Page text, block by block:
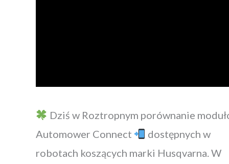
Dziś w Roztropnym porównanie
Automower Connect
dostępnych w
robotach koszących marki Husqvarna. W